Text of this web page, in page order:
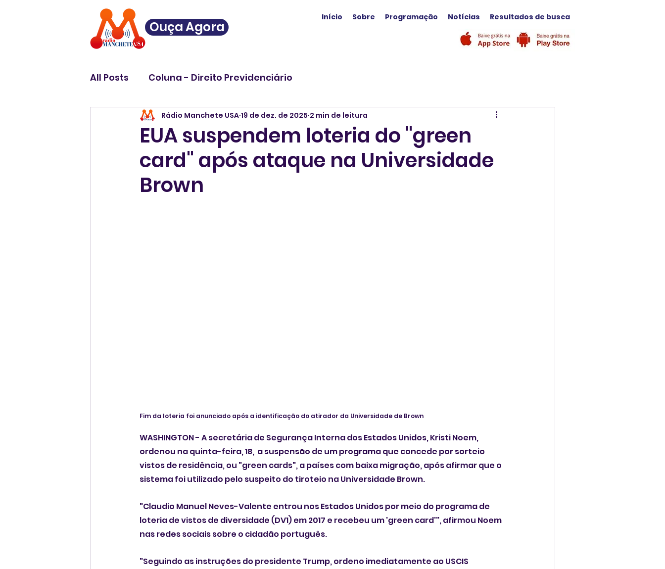
Ouça Agora
Início Sobre Programação Notícias Resultados de busca
All Posts Coluna - Direito Previdenciário
EUA suspendem loteria do "green
card" após ataque na Universidade
Brown
Rádio Manchete USA 19 de dez. de 2025 2 min de leitura
Fim da loteria foi anunciado após a identificação do atirador da Universidade de Brown
WASHINGTON - A secretária de Segurança Interna dos Estados Unidos, Kristi Noem,
ordenou na quinta-feira, 18,  a suspensão de um programa que concede por sorteio
vistos de residência, ou "green cards", a países com baixa migração, após afirmar que o
sistema foi utilizado pelo suspeito do tiroteio na Universidade Brown.
"Claudio Manuel Neves-Valente entrou nos Estados Unidos por meio do programa de
loteria de vistos de diversidade (DV1) em 2017 e recebeu um 'green card'", afirmou Noem
nas redes sociais sobre o cidadão português.
"Seguindo as instruções do presidente Trump, ordeno imediatamente ao USCIS